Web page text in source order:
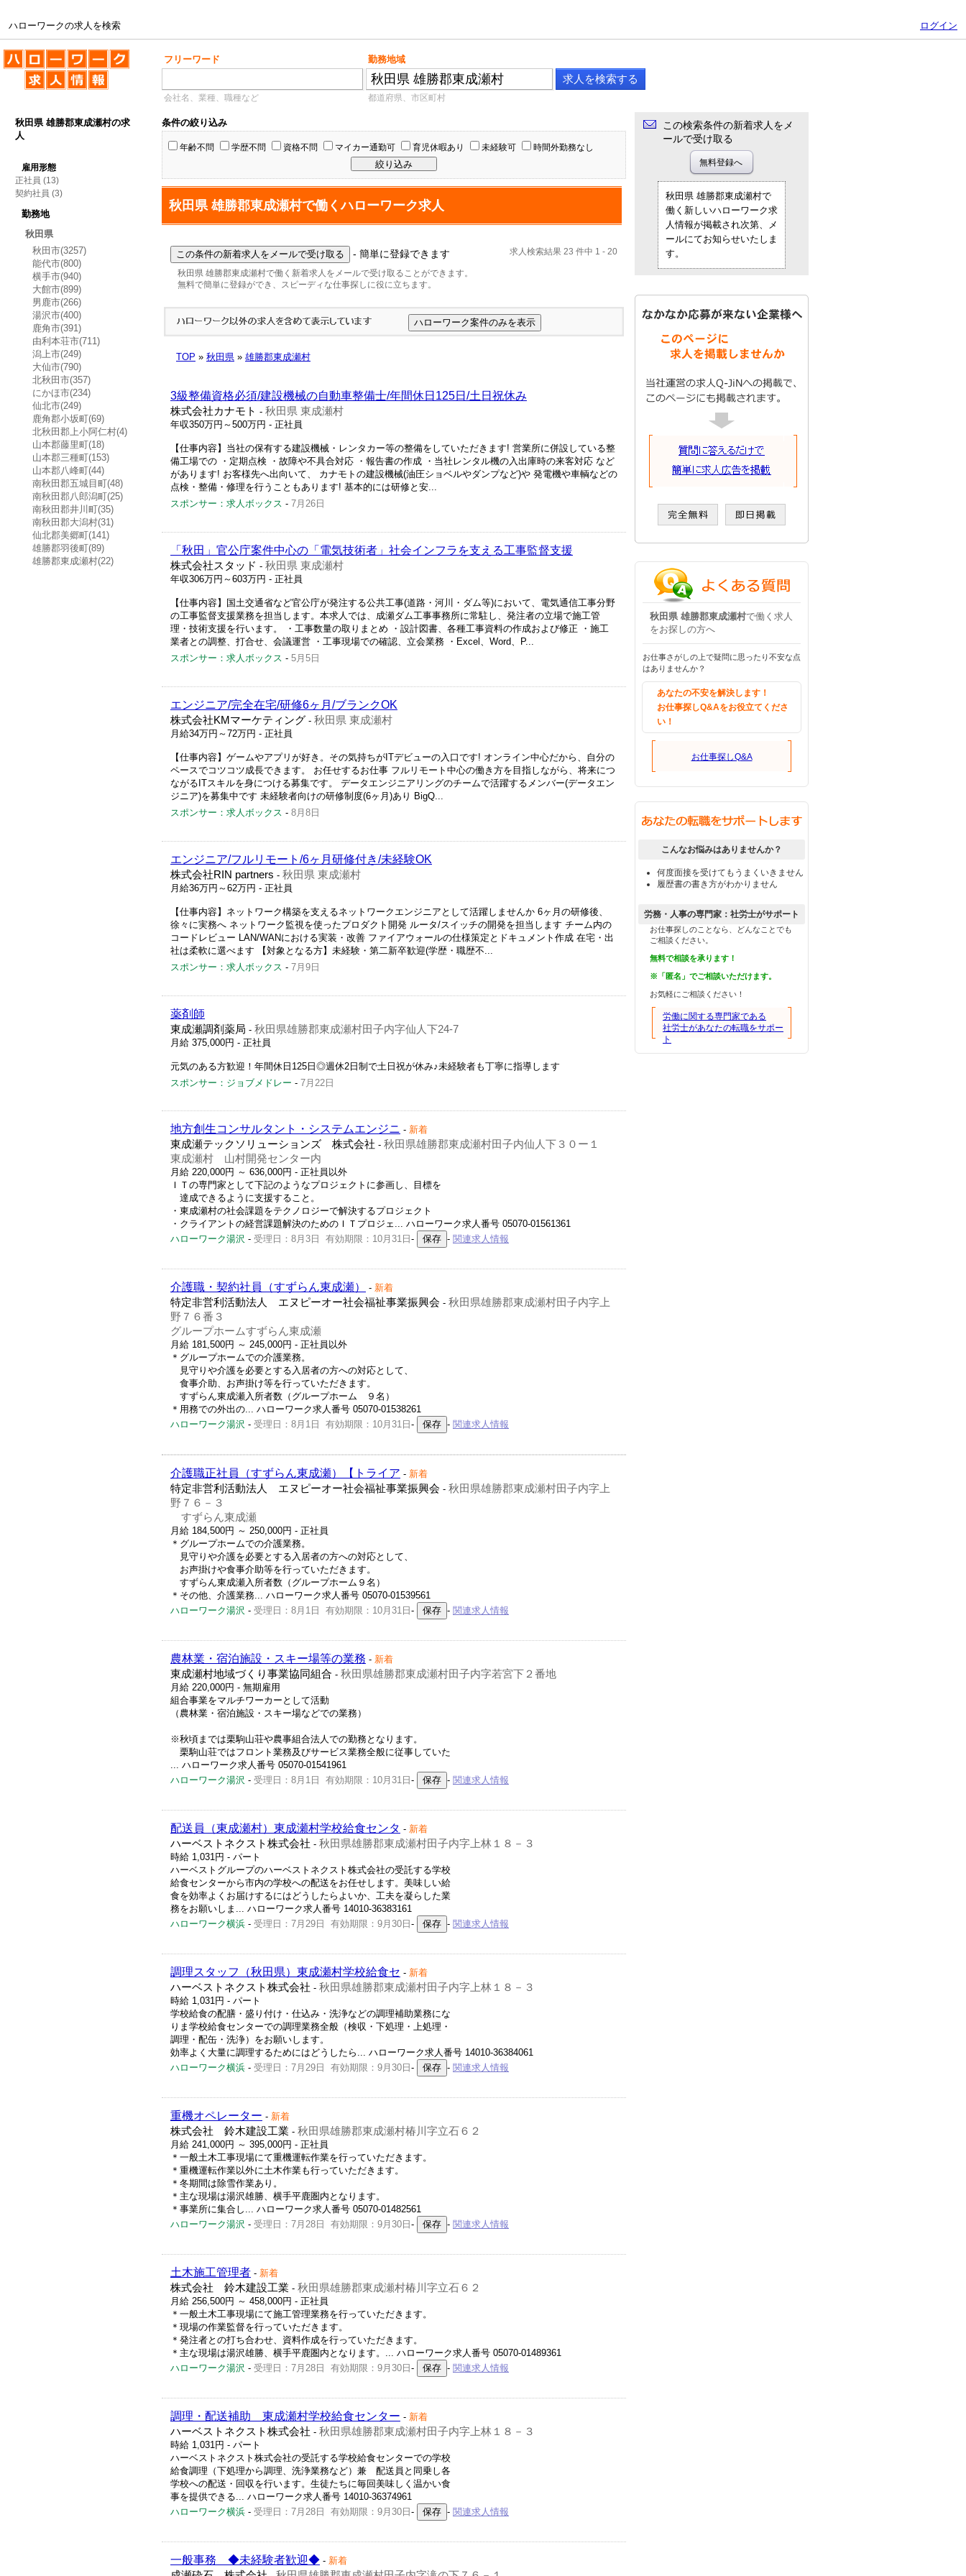
ハローワークの求人を検索 ログイン
ハローワークの求人を検索 フリーワード 勤務地域
会社名、業種、職種など 都道府県、市区町村
秋田県 雄勝郡東成瀬村の求
人
雇用形態
正社員 (13)
契約社員 (3)
勤務地
秋田県
秋田市(3257)
能代市(800)
横手市(940)
大館市(899)
男鹿市(266)
湯沢市(400)
鹿角市(391)
由利本荘市(711)
潟上市(249)
大仙市(790)
北秋田市(357)
にかほ市(234)
仙北市(249)
鹿角郡小坂町(69)
北秋田郡上小阿仁村(4)
山本郡藤里町(18)
山本郡三種町(153)
山本郡八峰町(44)
南秋田郡五城目町(48)
南秋田郡八郎潟町(25)
南秋田郡井川町(35)
南秋田郡大潟村(31)
仙北郡美郷町(141)
雄勝郡羽後町(89)
雄勝郡東成瀬村(22)
条件の絞り込み
年齢不問 学歴不問 資格不問 マイカー通勤可 育児休暇あり 未経験可 時間外勤務なし
秋田県 雄勝郡東成瀬村で働くハローワーク求人
求人検索結果 23 件中 1 - 20
- 簡単に登録できます
秋田県 雄勝郡東成瀬村で働く新着求人をメールで受け取ることができます。
無料で簡単に登録ができ、スピーディな仕事探しに役に立ちます。
TOP » 秋田県 » 雄勝郡東成瀬村
3級整備資格必須/建設機械の自動車整備士/年間休日125日/土日祝休み
株式会社カナモト - 秋田県 東成瀬村
年収350万円～500万円 - 正社員
【仕事内容】当社の保有する建設機械・レンタカー等の整備をしていただきます! 営業所に併設している整
備工場での ・定期点検 ・故障や不具合対応 ・報告書の作成 ・当社レンタル機の入出庫時の来客対応 など
があります! お客様先へ出向いて、 カナモトの建設機械(油圧ショベルやダンプなど)や 発電機や車輌などの
点検・整備・修理を行うこともあります! 基本的には研修と安...
スポンサー：求人ボックス - 7月26日
「秋田」官公庁案件中心の「電気技術者」社会インフラを支える工事監督支援
株式会社スタッド - 秋田県 東成瀬村
年収306万円～603万円 - 正社員
【仕事内容】国土交通省など官公庁が発注する公共工事(道路・河川・ダム等)において、電気通信工事分野
の工事監督支援業務を担当します。本求人では、成瀬ダム工事事務所に常駐し、発注者の立場で施工管
理・技術支援を行います。 ・工事数量の取りまとめ ・設計図書、各種工事資料の作成および修正 ・施工
業者との調整、打合せ、会議運営 ・工事現場での確認、立会業務 ・Excel、Word、P...
スポンサー：求人ボックス - 5月5日
エンジニア/完全在宅/研修6ヶ月/ブランクOK
株式会社KMマーケティング - 秋田県 東成瀬村
月給34万円～72万円 - 正社員
【仕事内容】ゲームやアプリが好き。その気持ちがITデビューの入口です! オンライン中心だから、自分の
ペースでコツコツ成長できます。 お任せするお仕事 フルリモート中心の働き方を目指しながら、将来につ
ながるITスキルを身につける募集です。 データエンジニアリングのチームで活躍するメンバー(データエン
ジニア)を募集中です 未経験者向けの研修制度(6ヶ月)あり BigQ...
スポンサー：求人ボックス - 8月8日
エンジニア/フルリモート/6ヶ月研修付き/未経験OK
株式会社RIN partners - 秋田県 東成瀬村
月給36万円～62万円 - 正社員
【仕事内容】ネットワーク構築を支えるネットワークエンジニアとして活躍しませんか 6ヶ月の研修後、
徐々に実務へ ネットワーク監視を使ったプロダクト開発 ルータ/スイッチの開発を担当します チーム内の
コードレビュー LAN/WANにおける実装・改善 ファイアウォールの仕様策定とドキュメント作成 在宅・出
社は柔軟に選べます 【対象となる方】未経験・第二新卒歓迎(学歴・職歴不...
スポンサー：求人ボックス - 7月9日
薬剤師
東成瀬調剤薬局 - 秋田県雄勝郡東成瀬村田子内字仙人下24-7
月給 375,000円 - 正社員
元気のある方歓迎！年間休日125日◎週休2日制で土日祝が休み♪未経験者も丁寧に指導します
スポンサー：ジョブメドレー - 7月22日
地方創生コンサルタント・システムエンジニ - 新着
東成瀬テックソリューションズ 株式会社 - 秋田県雄勝郡東成瀬村田子内仙人下３０ー１
東成瀬村 山村開発センター内
月給 220,000円 ～ 636,000円 - 正社員以外
ＩＴの専門家として下記のようなプロジェクトに参画し、目標を
達成できるように支援すること。
・東成瀬村の社会課題をテクノロジーで解決するプロジェクト
・クライアントの経営課題解決のためのＩＴプロジェ... ハローワーク求人番号 05070-01561361
ハローワーク湯沢 - 受理日：8月3日 有効期限：10月31日 - - 関連求人情報
介護職・契約社員（すずらん東成瀬） - 新着
特定非営利活動法人 エヌピーオー社会福祉事業振興会 - 秋田県雄勝郡東成瀬村田子内字上
野７６番３
グループホームすずらん東成瀬
月給 181,500円 ～ 245,000円 - 正社員以外
＊グループホームでの介護業務。
見守りや介護を必要とする入居者の方への対応として、
食事介助、お声掛け等を行っていただきます。
すずらん東成瀬入所者数（グループホーム ９名）
＊用務での外出の... ハローワーク求人番号 05070-01538261
ハローワーク湯沢 - 受理日：8月1日 有効期限：10月31日 - - 関連求人情報
介護職正社員（すずらん東成瀬）【トライア - 新着
特定非営利活動法人 エヌピーオー社会福祉事業振興会 - 秋田県雄勝郡東成瀬村田子内字上
野７６－３
すずらん東成瀬
月給 184,500円 ～ 250,000円 - 正社員
＊グループホームでの介護業務。
見守りや介護を必要とする入居者の方への対応として、
お声掛けや食事介助等を行っていただきます。
すずらん東成瀬入所者数（グループホーム９名）
＊その他、介護業務... ハローワーク求人番号 05070-01539561
ハローワーク湯沢 - 受理日：8月1日 有効期限：10月31日 - - 関連求人情報
農林業・宿泊施設・スキー場等の業務 - 新着
東成瀬村地域づくり事業協同組合 - 秋田県雄勝郡東成瀬村田子内字若宮下２番地
月給 220,000円 - 無期雇用
組合事業をマルチワーカーとして活動
（農林業・宿泊施設・スキー場などでの業務）
※秋頃までは栗駒山荘や農事組合法人での勤務となります。
栗駒山荘ではフロント業務及びサービス業務全般に従事していた
... ハローワーク求人番号 05070-01541961
ハローワーク湯沢 - 受理日：8月1日 有効期限：10月31日 - - 関連求人情報
配送員（東成瀬村）東成瀬村学校給食センタ - 新着
ハーベストネクスト株式会社 - 秋田県雄勝郡東成瀬村田子内字上林１８－３
時給 1,031円 - パート
ハーベストグループのハーベストネクスト株式会社の受託する学校
給食センターから市内の学校への配送をお任せします。美味しい給
食を効率よくお届けするにはどうしたらよいか、工夫を凝らした業
務をお願いしま... ハローワーク求人番号 14010-36383161
ハローワーク横浜 - 受理日：7月29日 有効期限：9月30日 - - 関連求人情報
調理スタッフ（秋田県）東成瀬村学校給食セ - 新着
ハーベストネクスト株式会社 - 秋田県雄勝郡東成瀬村田子内字上林１８－３
時給 1,031円 - パート
学校給食の配膳・盛り付け・仕込み・洗浄などの調理補助業務にな
りま学校給食センターでの調理業務全般（検収・下処理・上処理・
調理・配缶・洗浄）をお願いします。
効率よく大量に調理するためにはどうしたら... ハローワーク求人番号 14010-36384061
ハローワーク横浜 - 受理日：7月29日 有効期限：9月30日 - - 関連求人情報
重機オペレーター - 新着
株式会社 鈴木建設工業 - 秋田県雄勝郡東成瀬村椿川字立石６２
月給 241,000円 ～ 395,000円 - 正社員
＊一般土木工事現場にて重機運転作業を行っていただきます。
＊重機運転作業以外に土木作業も行っていただきます。
＊冬期間は除雪作業あり。
＊主な現場は湯沢雄勝、横手平鹿圏内となります。
＊事業所に集合し... ハローワーク求人番号 05070-01482561
ハローワーク湯沢 - 受理日：7月28日 有効期限：9月30日 - - 関連求人情報
土木施工管理者 - 新着
株式会社 鈴木建設工業 - 秋田県雄勝郡東成瀬村椿川字立石６２
月給 256,500円 ～ 458,000円 - 正社員
＊一般土木工事現場にて施工管理業務を行っていただきます。
＊現場の作業監督を行っていただきます。
＊発注者との打ち合わせ、資料作成を行っていただきます。
＊主な現場は湯沢雄勝、横手平鹿圏内となります。... ハローワーク求人番号 05070-01489361
ハローワーク湯沢 - 受理日：7月28日 有効期限：9月30日 - - 関連求人情報
調理・配送補助 東成瀬村学校給食センター - 新着
ハーベストネクスト株式会社 - 秋田県雄勝郡東成瀬村田子内字上林１８－３
時給 1,031円 - パート
ハーベストネクスト株式会社の受託する学校給食センターでの学校
給食調理（下処理から調理、洗浄業務など）兼 配送員と同乗し各
学校への配送・回収を行います。生徒たちに毎回美味しく温かい食
事を提供できる... ハローワーク求人番号 14010-36374961
ハローワーク横浜 - 受理日：7月28日 有効期限：9月30日 - - 関連求人情報
一般事務 ◆未経験者歓迎◆ - 新着
この検索条件の新着求人をメ
ールで受け取る
秋田県 雄勝郡東成瀬村で
働く新しいハローワーク求
人情報が掲載され次第、メ
ールにてお知らせいたしま
す。
秋田県 雄勝郡東成瀬村で働く求人
をお探しの方へ
お仕事さがしの上で疑問に思ったり不安な点
はありませんか？
あなたの不安を解決します！
お仕事探しQ&Aをお役立てくださ
い！
お仕事探しQ&A
こんなお悩みはありませんか？
何度面接を受けてもうまくいきません
履歴書の書き方がわかりません
労務・人事の専門家：社労士がサポート
お仕事探しのことなら、どんなことでも
ご相談ください。
無料で相談を承ります！
※「匿名」でご相談いただけます。
お気軽にご相談ください！
労働に関する専門家である
社労士があなたの転職をサポー
ト